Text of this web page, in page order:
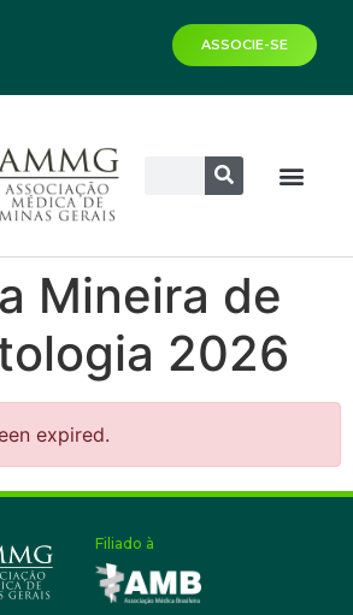
ASSOCIE-SE
Mineira de
2026
expired.
Filiado à